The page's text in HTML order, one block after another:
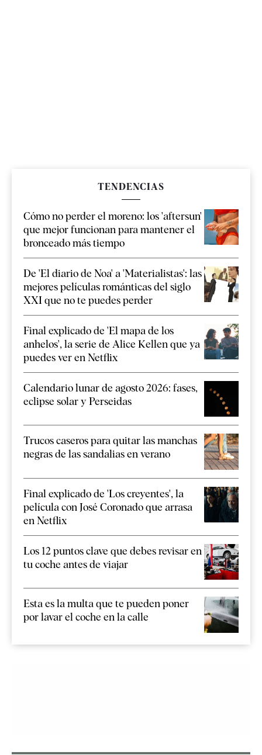
TENDENCIAS
Cómo no perder el moreno: los 'aftersun'
que mejor funcionan para mantener el
bronceado más tiempo
De 'El diario de Noa' a 'Materialistas': las
mejores películas románticas del siglo
XXI que no te puedes perder
Final explicado de 'El mapa de los
anhelos', la serie de Alice Kellen que ya
puedes ver en Netflix
Calendario lunar de agosto 2026: fases,
eclipse solar y Perseidas
Trucos caseros para quitar las manchas
negras de las sandalias en verano
Final explicado de 'Los creyentes', la
película con José Coronado que arrasa
en Netflix
Los 12 puntos clave que debes revisar en
tu coche antes de viajar
Esta es la multa que te pueden poner
por lavar el coche en la calle